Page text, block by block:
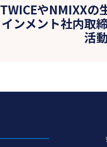
TWICEやNMIXXの
インメント社内取
活